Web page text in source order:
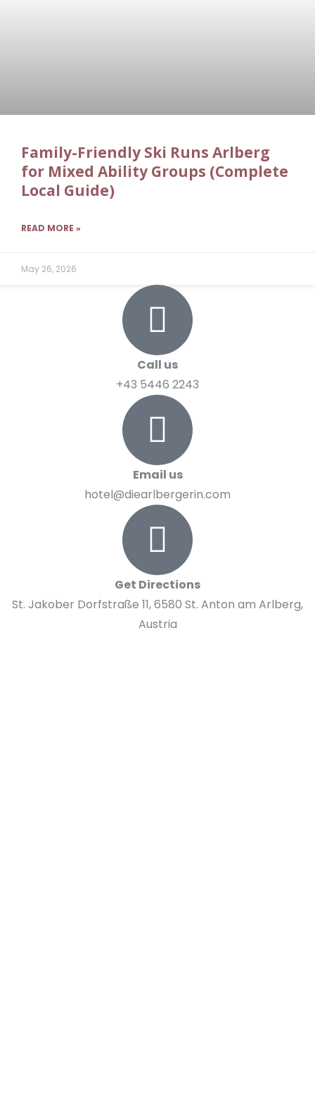
Family-Friendly Ski Runs Arlberg
for Mixed Ability Groups (Complete
Local Guide)
READ MORE »
May 26, 2026
Call us
+43 5446 2243
Email us
hotel@diearlbergerin.com
Get Directions
St. Jakober Dorfstraße 11, 6580 St. Anton am Arlberg,
Austria